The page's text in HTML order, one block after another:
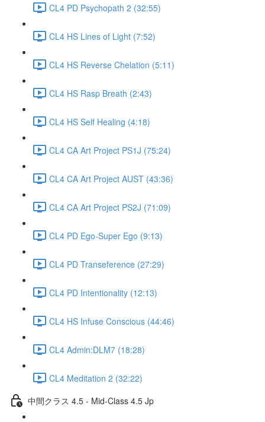
CL4 PD Psychopath 2 (32:55)
CL4 HS Lines of Light (7:52)
CL4 HS Reverse Chelation (5:11)
CL4 HS Rasp Breath (2:43)
CL4 HS Self Healing (4:18)
CL4 CA Art Project PS1J (75:24)
CL4 CA Art Project AUST (43:36)
CL4 CA Art Project PS2J (71:09)
CL4 PD Ego-Super Ego (9:13)
CL4 PD Transeference (27:29)
CL4 PD Intentionality (12:13)
CL4 HS Infuse Conscious (44:46)
CL4 Admin:DLM7 (18:28)
CL4 Meditation 2 (32:22)
中間クラス 4.5 - Mid-Class 4.5 Jp